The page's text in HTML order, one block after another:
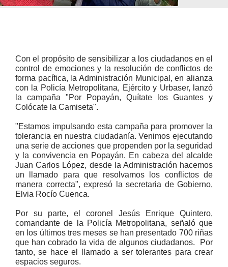
Con el propósito de sensibilizar a los ciudadanos en el
control de emociones y la resolución de conflictos de
forma pacífica, la Administración Municipal, en alianza
con la Policía Metropolitana, Ejército y Urbaser, lanzó
la campaña "Por Popayán, Quítate los Guantes y
Colócate la Camiseta".
"Estamos impulsando esta campaña para promover la
tolerancia en nuestra ciudadanía. Venimos ejecutando
una serie de acciones que propenden por la seguridad
y la convivencia en Popayán. En cabeza del alcalde
Juan Carlos López, desde la Administración hacemos
un llamado para que resolvamos los conflictos de
manera correcta", expresó la secretaria de Gobierno,
Elvia Rocío Cuenca.
Por su parte, el coronel Jesús Enrique Quintero,
comandante de la Policía Metropolitana, señaló que
en los últimos tres meses se han presentado 700 riñas
que han cobrado la vida de algunos ciudadanos. Por
tanto, se hace el llamado a ser tolerantes para crear
espacios seguros.